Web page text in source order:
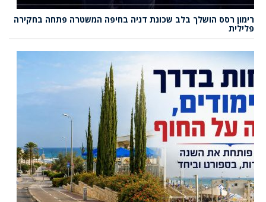
רימון רסס הושלך בלב שכונת דניה בחיפה המשטרה פתחה בחקירה
פלילית